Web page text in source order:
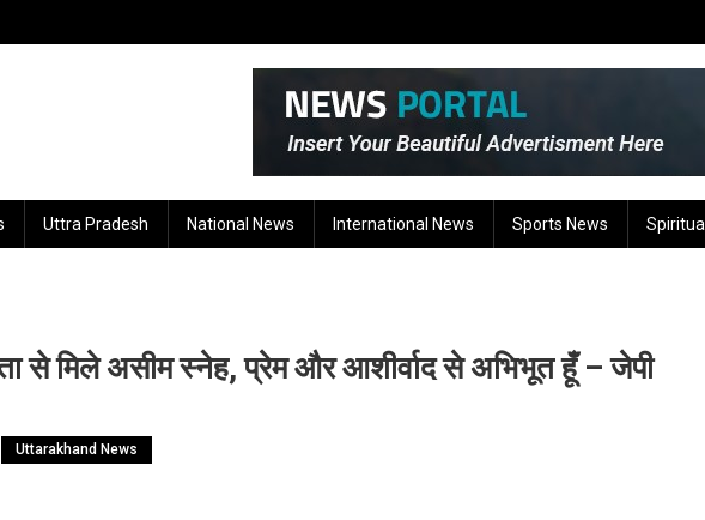
Uttra Pradesh National News International News Sports News Spiritual
से मिले असीम स्नेह, प्रेम और आशीर्वाद से अभिभूत हूँ – जेपी
Uttarakhand News